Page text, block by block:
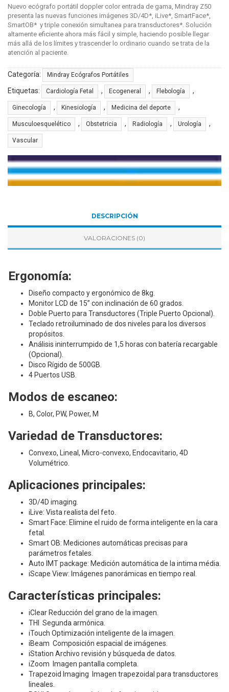
Nuevo ecógrafo portátil doppler color entrada de gama, Mindray Z50
presenta las nuevas funciones imágenes 3D/4D*, iLive*, SmartFace*,
SmartOB* y triple conexión simultanea para transductores*. Solución
altamente eficiente ahora más fácil y simple, haciendo posible llegar
más allá de los límites y trascender lo ordinario cuando se trata de la
atención al paciente.
Categoría: Mindray Ecógrafos Portátiles
Etiquetas: Cardiología Fetal , Ecogeneral , Flebología ,
Ginecología , Kinesiología , Medicina del deporte ,
Musculoesquelético , Obstetricia , Radiología , Urología ,
Vascular
DESCRIPCIÓN
VALORACIONES (0)
Ergonomía:
Diseño compacto y ergonómico de 8kg.
Monitor LCD de 15” con inclinación de 60 grados.
Doble Puerto para Transductores (Triple Puerto Opcional).
Teclado retroiluminado de dos niveles para los diversos
propósitos.
Análisis ininterrumpido de 1,5 horas con batería recargable
(Opcional).
Disco Rígido de 500GB.
4 Puertos USB.
Modos de escaneo:
B, Color, PW, Power, M
Variedad de Transductores:
Convexo, Lineal, Micro-convexo, Endocavitario, 4D
Volumétrico.
Aplicaciones principales:
3D/4D imaging.
iLive: Vista realista del feto.
Smart Face: Elimine el ruido de forma inteligente en la cara
fetal.
Smart OB: Mediciones automáticas precisas para
parámetros fetales.
Auto IMT package: Medición automática de la intima média.
iScape View: Imágenes panorámicas en tiempo real.
Características principales:
iClear Reducción del grano de la imagen.
THI Segunda armónica.
iTouch Optimización inteligente de la imagen.
iBeam Composición espacial de imágenes.
iStation Archivo revisión y búsqueda de datos.
iZoom Imagen pantalla completa.
Trapezoid Imaging Imagen trapezoidal para transductores
lineales.